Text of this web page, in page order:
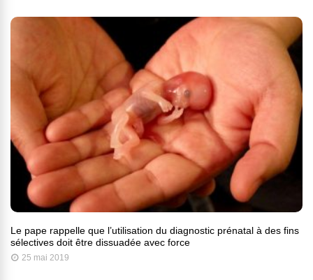
Le pape rappelle que l’utilisation du diagnostic prénatal à des fins
sélectives doit être dissuadée avec force
25 mai 2019